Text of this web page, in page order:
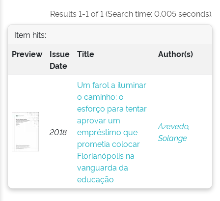
Results 1-1 of 1 (Search time: 0.005 seconds).
Item hits:
Preview
Issue
Date
Title Author(s)
2018
Um farol a iluminar
o caminho: o
esforço para tentar
aprovar um
empréstimo que
prometia colocar
Florianópolis na
vanguarda da
educação
Azevedo,
Solange